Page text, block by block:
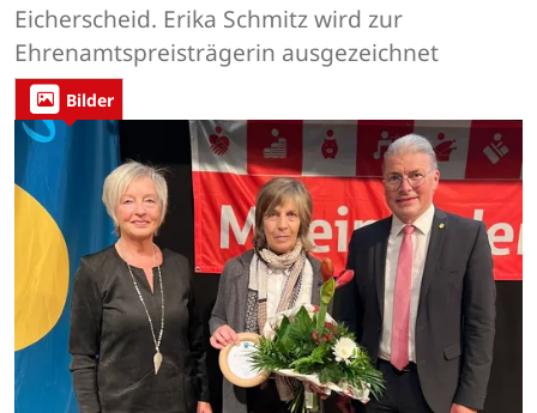
Eicherscheid. Erika Schmitz wird zur
Ehrenamtspreisträgerin ausgezeichnet
Bilder